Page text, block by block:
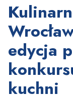
edycja
kuchni